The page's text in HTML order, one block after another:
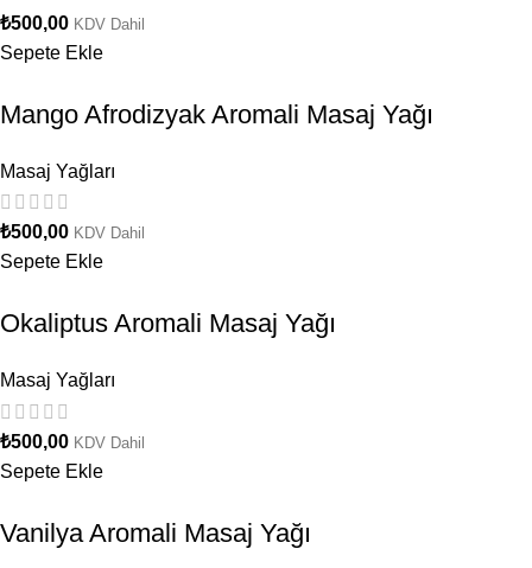
₺500,00 KDV Dahil
Sepete Ekle
Mango Afrodizyak Aromali Masaj Yağı
Masaj Yağları
₺500,00 KDV Dahil
Sepete Ekle
Okaliptus Aromali Masaj Yağı
Masaj Yağları
₺500,00 KDV Dahil
Sepete Ekle
Vanilya Aromali Masaj Yağı